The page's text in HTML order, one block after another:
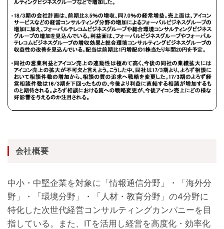
会社概要
中小・中堅企業を対象に「情報通信分野」・「海外分
野」・「環境分野」・「人材・教育分野」の4分野に
特化した次世代経営コンサルティングカンパニーを目
指している。また、ITを活用し経営を高度化・効率化